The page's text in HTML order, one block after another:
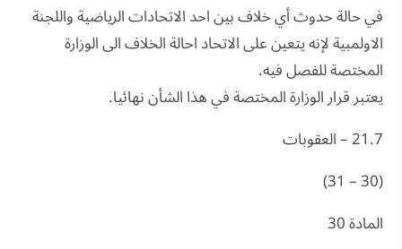
في حالة حدوث أي خلاف بين احد الاتحادات الرياضية واللجنة
الاولمبية لإنه يتعين على الاتحاد احالة الخلاف الى الوزارة
المختصة للفصل فيه.
يعتبر قرار الوزارة المختصة في هذا الشأن نهائيا.
21.7 – العقوبات
(30 – 31)
المادة 30